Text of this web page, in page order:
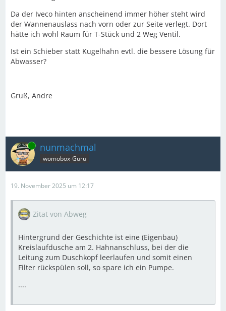
Da der Iveco hinten anscheinend immer höher steht wird
der Wannenauslass nach vorn oder zur Seite verlegt. Dort
hätte ich wohl Raum für T-Stück und 2 Weg Ventil.
Ist ein Schieber statt Kugelhahn evtl. die bessere Lösung für
Abwasser?
Gruß, Andre
Online nunmachmal
womobox-Guru
19. November 2025 um 12:17
Zitat von Abweg
Hintergrund der Geschichte ist eine (Eigenbau)
Kreislaufdusche am 2. Hahnanschluss, bei der die
Leitung zum Duschkopf leerlaufen und somit einen
Filter rückspülen soll, so spare ich ein Pumpe.
....